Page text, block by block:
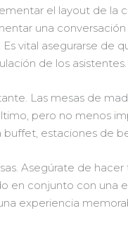
el layout de la
una
vital asegurarse de
de los asistentes.
Las mesas de
pero no menos
estaciones de
Asegúrate de
en conjunto con una
experiencia